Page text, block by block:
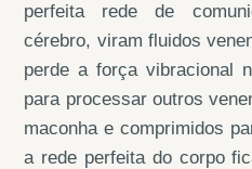
perfeita rede de
cérebro, viram fluidos
perde a força vibracional
para processar outros
maconha e comprimidos
a rede perfeita do corpo